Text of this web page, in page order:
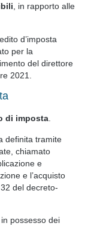
, in rapporto alle
d’imposta
per la
del direttore
2021.
di imposta
definita tramite
chiamato
e
e l’acquisto
del decreto-
possesso dei